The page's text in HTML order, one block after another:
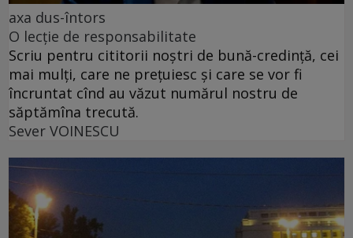
axa dus-întors
O lecție de responsabilitate
Scriu pentru cititorii noștri de bună-credință, cei
mai mulți, care ne prețuiesc și care se vor fi
încruntat cînd au văzut numărul nostru de
săptămîna trecută.
Sever VOINESCU